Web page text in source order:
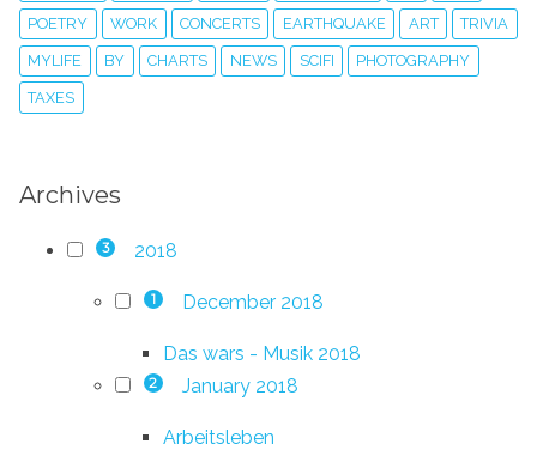
POETRY WORK CONCERTS EARTHQUAKE ART TRIVIA
MYLIFE BY CHARTS NEWS SCIFI PHOTOGRAPHY
TAXES
Archives
3 2018
1 December 2018
Das wars - Musik 2018
2 January 2018
Arbeitsleben